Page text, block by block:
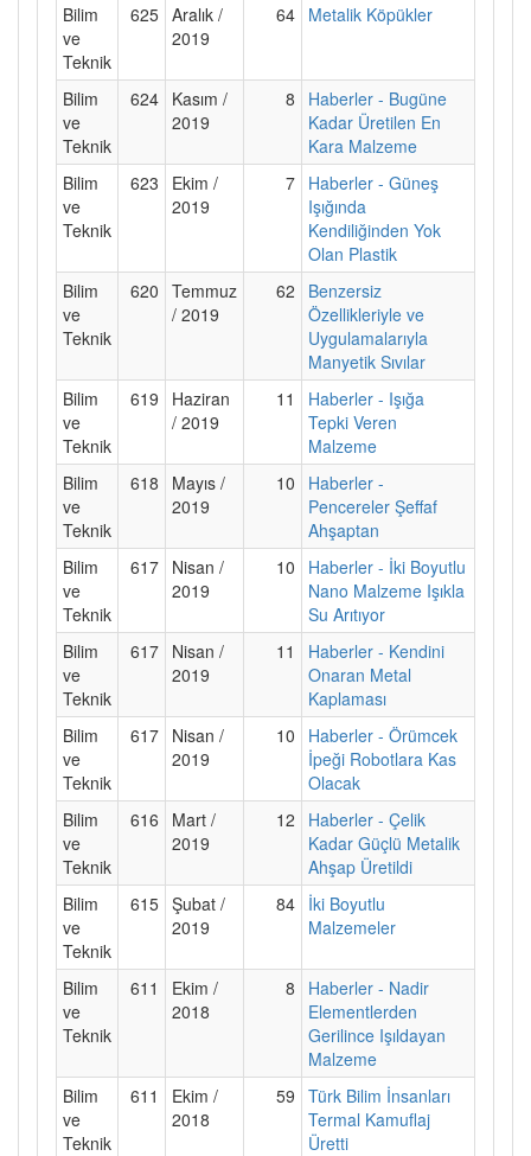
Bilim
ve
Teknik
625 Aralık /
2019
64 Metalik Köpükler
Bilim
ve
Teknik
624 Kasım /
2019
8
Haberler - Bugüne
Kadar Üretilen En
Kara Malzeme
Bilim
ve
Teknik
623
Ekim /
2019
7 Haberler - Güneş
Işığında
Kendiliğinden Yok
Olan Plastik
Bilim
ve
Teknik
620 Temmuz
/ 2019
62
Benzersiz
Özellikleriyle ve
Uygulamalarıyla
Manyetik Sıvılar
Bilim
ve
Teknik
619
Haziran
/ 2019
11
Haberler - Işığa
Tepki Veren
Malzeme
Bilim
ve
Teknik
618
Mayıs /
2019
10
Haberler -
Pencereler Şeffaf
Ahşaptan
Bilim
ve
Teknik
617 Nisan /
2019
10
Haberler - İki Boyutlu
Nano Malzeme Işıkla
Su Arıtıyor
Bilim
ve
Teknik
617 Nisan /
2019
11
Haberler - Kendini
Onaran Metal
Kaplaması
Bilim
ve
Teknik
617 Nisan /
2019
10
Haberler - Örümcek
İpeği Robotlara Kas
Olacak
Bilim
ve
Teknik
616
Mart /
2019
12
Haberler - Çelik
Kadar Güçlü Metalik
Ahşap Üretildi
Bilim
ve
Teknik
615 Şubat /
2019
84 İki Boyutlu
Malzemeler
Bilim
ve
Teknik
611
Ekim /
2018
8
Haberler - Nadir
Elementlerden
Gerilince Işıldayan
Malzeme
Bilim
ve
Teknik
611
Ekim /
2018
59 Türk Bilim İnsanları
Termal Kamuflaj
Üretti